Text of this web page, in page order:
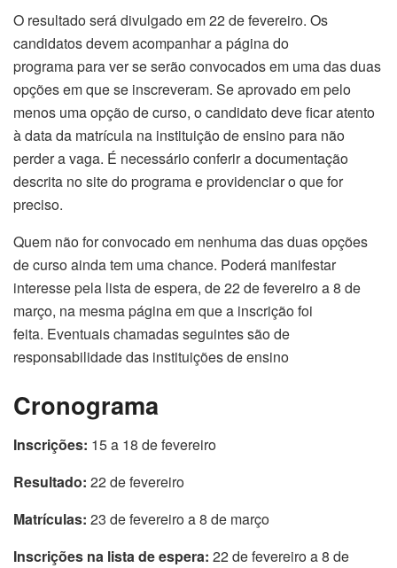
O resultado será divulgado em 22 de fevereiro. Os
candidatos devem acompanhar a página do
programa para ver se serão convocados em uma das duas
opções em que se inscreveram. Se aprovado em pelo
menos uma opção de curso, o candidato deve ficar atento
à data da matrícula na instituição de ensino para não
perder a vaga. É necessário conferir a documentação
descrita no site do programa e providenciar o que for
preciso.
Quem não for convocado em nenhuma das duas opções
de curso ainda tem uma chance. Poderá manifestar
interesse pela lista de espera, de 22 de fevereiro a 8 de
março, na mesma página em que a inscrição foi
feita. Eventuais chamadas seguintes são de
responsabilidade das instituições de ensino
Cronograma
Inscrições: 15 a 18 de fevereiro
Resultado: 22 de fevereiro
Matrículas: 23 de fevereiro a 8 de março
Inscrições na lista de espera: 22 de fevereiro a 8 de